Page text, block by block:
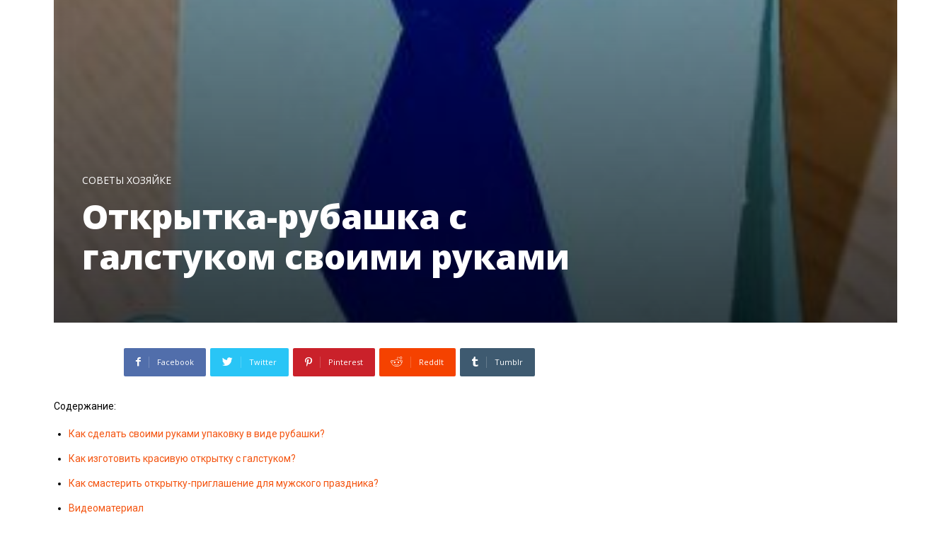
СОВЕТЫ ХОЗЯЙКЕ
Открытка-рубашка с
галстуком своими руками
Facebook Twitter Pinterest ReddIt Tumblr
Содержание:
Как сделать своими руками упаковку в виде рубашки?
Как изготовить красивую открытку с галстуком?
Как смастерить открытку-приглашение для мужского праздника?
Видеоматериал